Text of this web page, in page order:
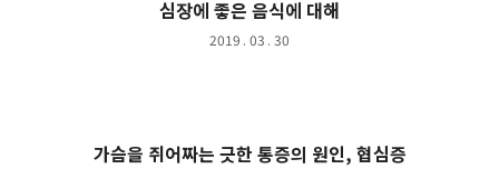
심장에 좋은 음식에 대해
2019 . 03 . 30
가슴을 쥐어짜는 긋한 통증의 원인, 협심증